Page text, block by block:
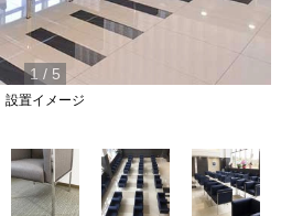
設置イメージ
1 / 5